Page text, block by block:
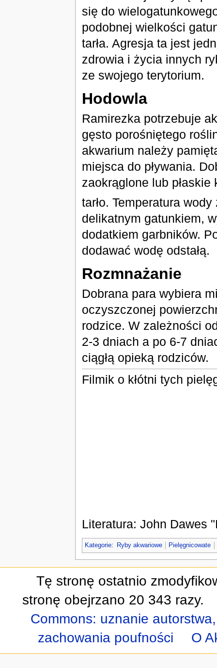
się do
podobnej wielkości
tarła. Agresja ta jest
zdrowia i życia innych
ze swojego terytorium.
Hodowla
Ramirezka potrzebuje
gęsto porośniętego
akwarium należy
miejsca do pływania.
zaokrąglone lub
tarło. Temperatura
delikatnym gatunkiem,
dodatkiem garbników.
dodawać wodę odstałą.
Rozmnażanie
Dobrana para wybiera
oczyszczonej
rodzice. W zależności
2-3 dniach a po 6-7
ciągłą opieką rodziców.
Filmik o kłótni tych
Literatura: John Dawes
Kategorie: Ryby akwariowe Pielęgnicowate
Tę stronę ostatnio
stronę obejrzano 20 343 razy.
Commons: uznanie
zachowania poufności
O